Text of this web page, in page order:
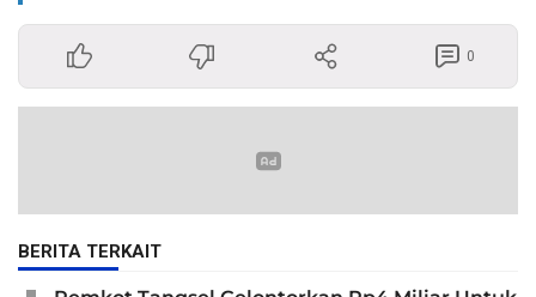
0
BERITA TERKAIT